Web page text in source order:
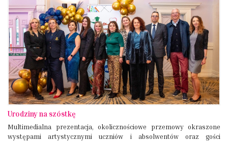
Urodziny na szóstkę
Multimedialna prezentacja, okolicznościowe przemowy okraszone
występami artystycznymi uczniów i absolwentów oraz gości